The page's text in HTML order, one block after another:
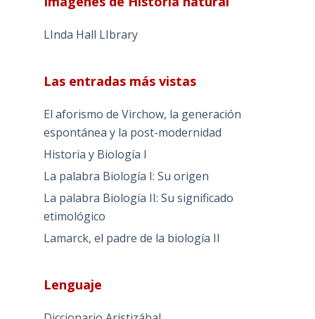
LInda Hall LIbrary
Las entradas más vistas
El aforismo de Virchow, la generación
espontánea y la post-modernidad
Historia y Biología I
La palabra Biología I: Su origen
La palabra Biología II: Su significado
etimológico
Lamarck, el padre de la biología II
Lenguaje